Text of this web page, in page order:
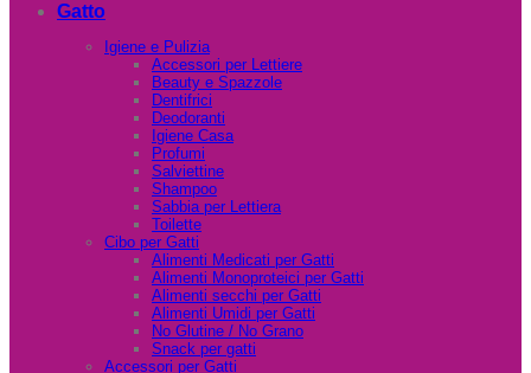
Gatto
Igiene e Pulizia
Accessori per Lettiere
Beauty e Spazzole
Dentifrici
Deodoranti
Igiene Casa
Profumi
Salviettine
Shampoo
Sabbia per Lettiera
Toilette
Cibo per Gatti
Alimenti Medicati per Gatti
Alimenti Monoproteici per Gatti
Alimenti secchi per Gatti
Alimenti Umidi per Gatti
No Glutine / No Grano
Snack per gatti
Accessori per Gatti